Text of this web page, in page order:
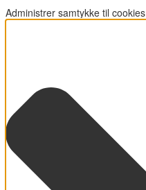
Administrer samtykke til cookies